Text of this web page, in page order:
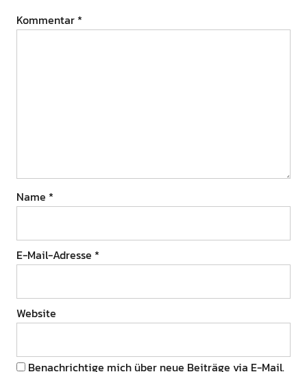
Kommentar *
Name *
E-Mail-Adresse *
Website
Benachrichtige mich über neue Beiträge via E-Mail.